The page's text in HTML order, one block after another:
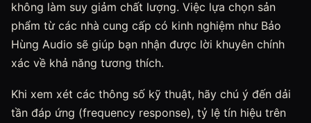
không làm suy giảm chất lượng. Việc lựa chọn sản
phẩm từ các nhà cung cấp có kinh nghiệm như Bảo
Hùng Audio sẽ giúp bạn nhận được lời khuyên chính
xác về khả năng tương thích.
Khi xem xét các thông số kỹ thuật, hãy chú ý đến dải
tần đáp ứng (frequency response), tỷ lệ tín hiệu trên